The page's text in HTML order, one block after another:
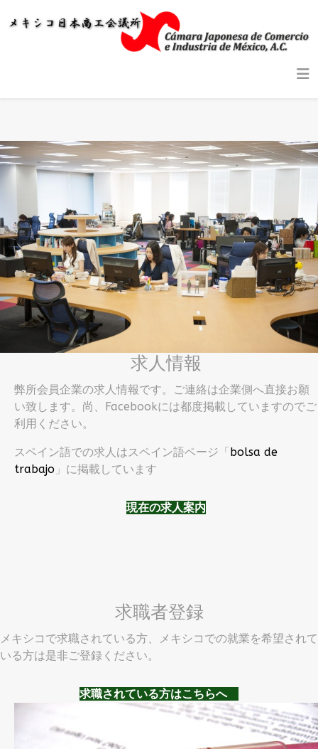
求人情報
弊所会員企業の求人情報です。ご連絡は企業側へ直接お願
い致します。尚、Facebookには都度掲載していますのでご
利用ください。
スペイン語での求人はスペイン語ページ「bolsa de
trabajo 」に掲載しています
現在の求人案内
求職者登録
メキシコで求職されている方、メキシコでの就業を希望されて
いる方は是非ご登録ください。
求職されている方はこちらへ